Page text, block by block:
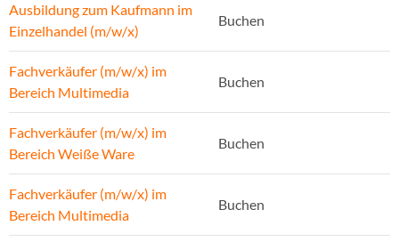
Ausbildung zum Kaufmann im
Einzelhandel (m/w/x)
Buchen
Fachverkäufer (m/w/x) im
Bereich Multimedia
Buchen
Fachverkäufer (m/w/x) im
Bereich Weiße Ware
Buchen
Fachverkäufer (m/w/x) im
Bereich Multimedia
Buchen